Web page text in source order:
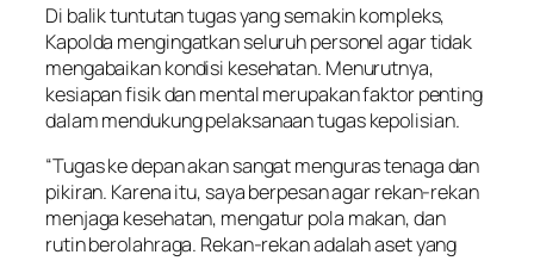
Di balik tuntutan tugas yang semakin kompleks,
Kapolda mengingatkan seluruh personel agar tidak
mengabaikan kondisi kesehatan. Menurutnya,
kesiapan fisik dan mental merupakan faktor penting
dalam mendukung pelaksanaan tugas kepolisian.
“Tugas ke depan akan sangat menguras tenaga dan
pikiran. Karena itu, saya berpesan agar rekan-rekan
menjaga kesehatan, mengatur pola makan, dan
rutin berolahraga. Rekan-rekan adalah aset yang